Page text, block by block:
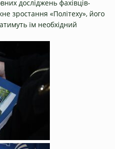
досліджень фахівців-
зростання «Політеху», його
їм необхідний